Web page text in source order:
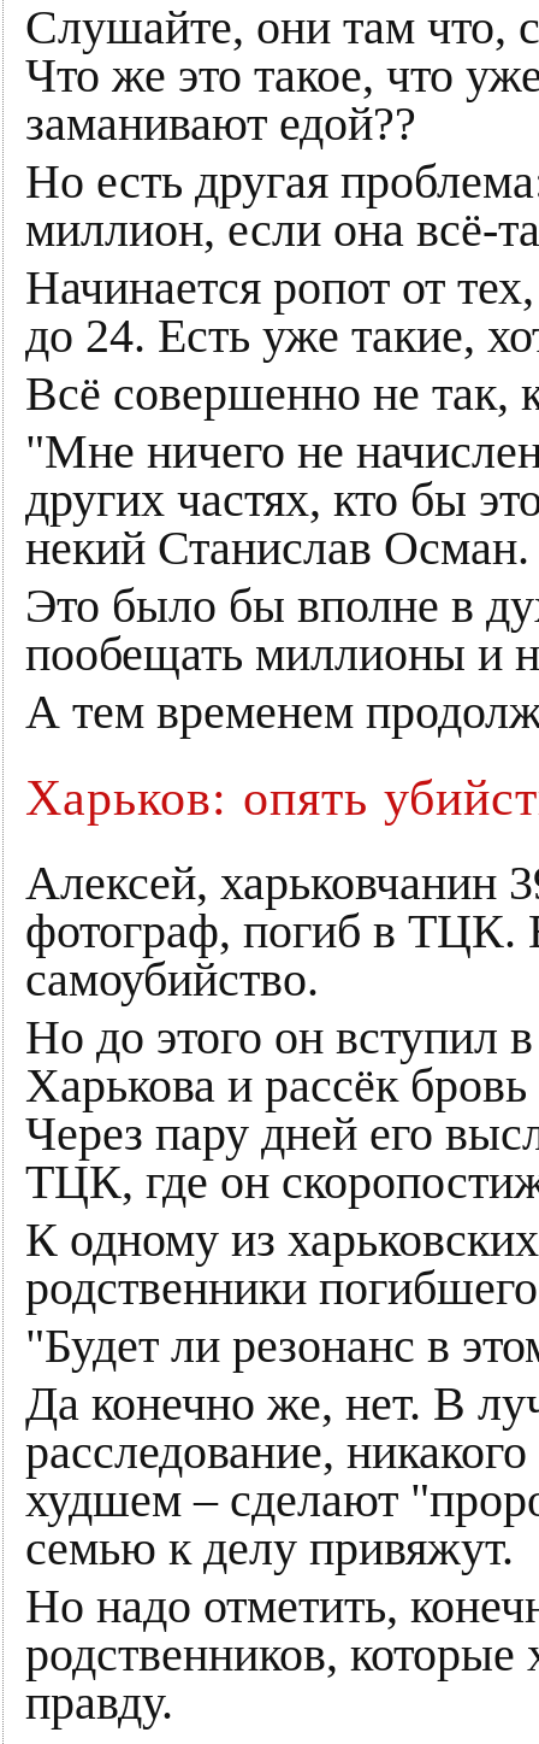
Слушайте, они там что,
Что же это такое, что
заманивают едой??
Но есть другая
миллион, если она всё-
Начинается ропот от
до 24. Есть уже такие,
Всё совершенно не так,
"Мне ничего не
других частях, кто бы
некий Станислав Осман.
Это было бы вполне в
пообещать миллионы и
А тем временем
Харьков: опять
Алексей, харьковчанин
фотограф, погиб в ТЦК.
самоубийство.
Но до этого он вступил
Харькова и рассёк
Через пару дней его
ТЦК, где он
К одному из
родственники
"Будет ли резонанс в
Да конечно же, нет. В
расследование,
худшем – сделают
семью к делу привяжут.
Но надо отметить,
родственников,
правду.